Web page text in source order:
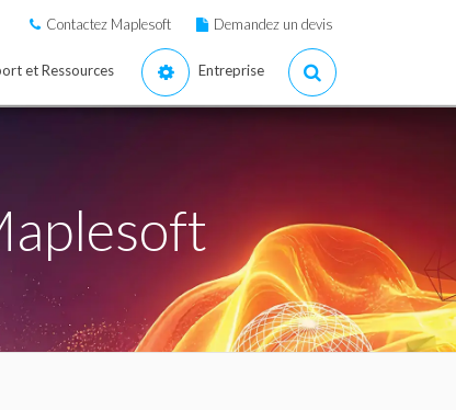
Contactez Maplesoft Demandez un devis
et Ressources Entreprise